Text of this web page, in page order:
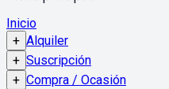
Inicio
+ Alquiler
+ Suscripción
+ Compra / Ocasión